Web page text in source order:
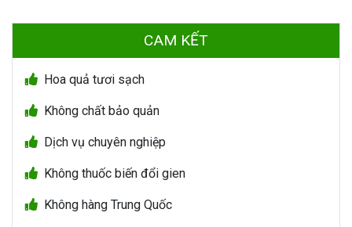
CAM KẾT
Hoa quả tươi sạch
Không chất bảo quản
Dịch vụ chuyên nghiệp
Không thuốc biến đổi gien
Không hàng Trung Quốc